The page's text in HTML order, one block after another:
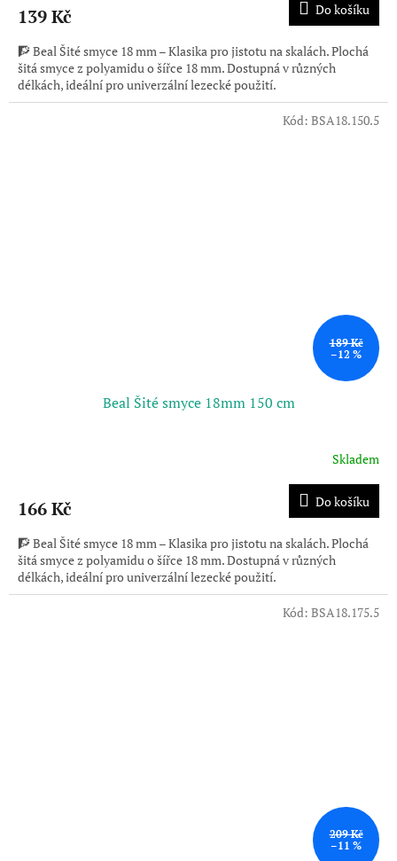
139 Kč Do košíku
🧗 Beal Šité smyce 18 mm – Klasika pro jistotu na skalách. Plochá
šitá smyce z polyamidu o šířce 18 mm. Dostupná v různých
délkách, ideální pro univerzální lezecké použití.
189 Kč
–12 %
Beal Šité smyce 18mm 150 cm
Skladem
166 Kč Do košíku
🧗 Beal Šité smyce 18 mm – Klasika pro jistotu na skalách. Plochá
šitá smyce z polyamidu o šířce 18 mm. Dostupná v různých
délkách, ideální pro univerzální lezecké použití.
Kód: BSA18.150.5
209 Kč
–11 %
Kód: BSA18.175.5